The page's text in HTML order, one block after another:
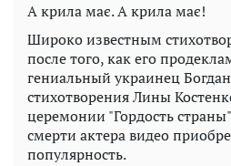
А крила має. А крила має!
Широко известным
после того, как его
гениальный украинец
стихотворения Лины
церемонии "Гордость
смерти актера видео
популярность.